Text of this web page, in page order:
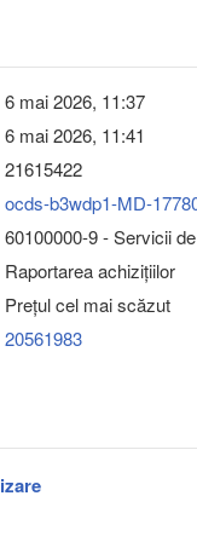
6 mai 2026, 11:37
6 mai 2026, 11:41
21615422
ocds-b3wdp1-MD-
60100000-9 - Servicii
Raportarea achizițiilor
Preţul cel mai scăzut
20561983